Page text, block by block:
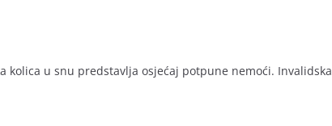
kolica u snu predstavlja osjećaj potpune nemoći. Invalidska